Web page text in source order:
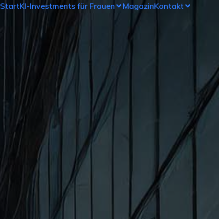
StartKI-Investments für Frauen MagazinKontakt